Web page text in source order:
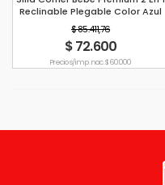
Reclinable Plegable Color Azul
$ 85.411,76
$ 72.600
Precio s/imp. nac. $ 60.000